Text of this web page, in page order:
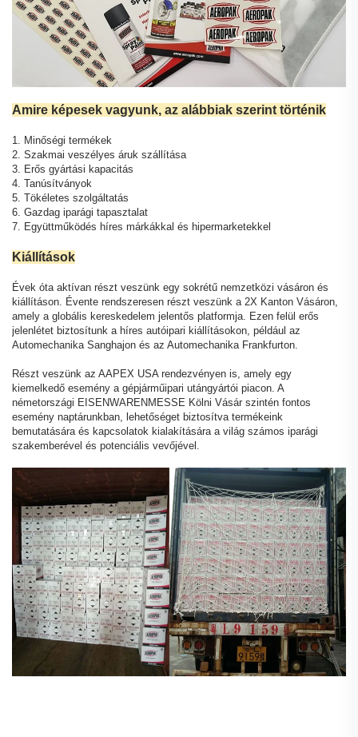
Amire képesek vagyunk, az alábbiak szerint történik
1. Minőségi termékek
2. Szakmai veszélyes áruk szállítása
3. Erős gyártási kapacitás
4. Tanúsítványok
5. Tökéletes szolgáltatás
6. Gazdag iparági tapasztalat
7. Együttműködés híres márkákkal és hipermarketekkel
Kiállítások
Évek óta aktívan részt veszünk egy sokrétű nemzetközi vásáron és
kiállításon. Évente rendszeresen részt veszünk a 2X Kanton Vásáron,
amely a globális kereskedelem jelentős platformja. Ezen felül erős
jelenlétet biztosítunk a híres autóipari kiállításokon, például az
Automechanika Sanghajon és az Automechanika Frankfurton.
Részt veszünk az AAPEX USA rendezvényen is, amely egy
kiemelkedő esemény a gépjárműipari utángyártói piacon. A
németországi EISENWARENMESSE Kölni Vásár szintén fontos
esemény naptárunkban, lehetőséget biztosítva termékeink
bemutatására és kapcsolatok kialakítására a világ számos iparági
szakemberével és potenciális vevőjével.